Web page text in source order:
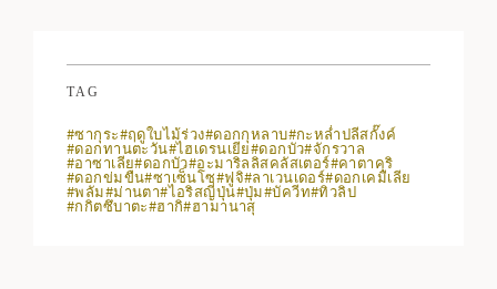
TAG
#ซากุระ#ฤดูใบไม้ร่วง#ดอกกุหลาบ#กะหล่ำปลีสกั๊งค์
#ดอกทานตะวัน#ไฮเดรนเยีย#ดอกบัว#จักรวาล
#อาซาเลีย#ดอกบัว#อะมาริลลิสคลัสเตอร์#คาตาคุริ
#ดอกข่มขืน#ซาเซ็นโซ#ฟูจิ#ลาเวนเดอร์#ดอกเคมีเลีย
#พลัม#ม่านตา#ไอริสญี่ปุ่น#ปุ่ม#บัควีท#ทิวลิป
#กกิตซึบาตะ#ฮากิ#ฮามานาสุ